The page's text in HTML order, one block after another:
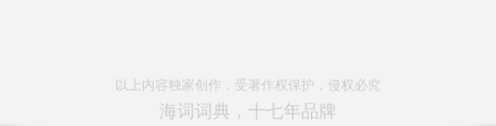
以上内容独家创作，受著作权保护，侵权必究
海词词典，十七年品牌